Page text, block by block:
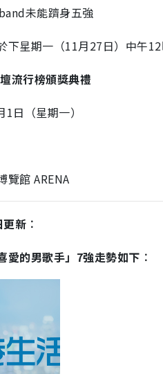
未能躋身五強
下星期一（11月27日）中午12
流行榜頒獎典禮
日（星期一）
覽館 ARENA
新︰
愛的男歌手」7強走勢如下︰